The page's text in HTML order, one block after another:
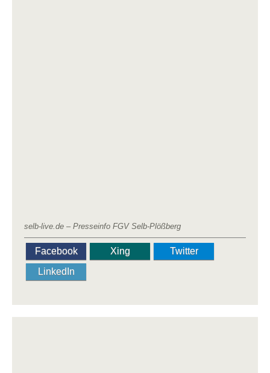
selb-live.de – Presseinfo FGV Selb-Plößberg
Facebook Xing
Twitter
LinkedIn